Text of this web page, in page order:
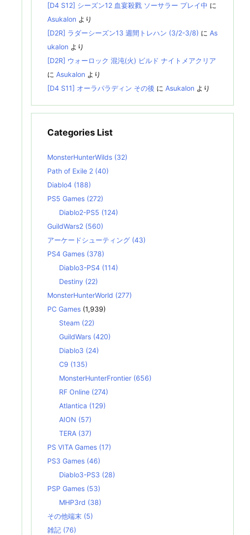
[D4 S12] シーズン12 血宴殺戮 ソーサラー プレイ中 に
Asukalon より
[D2R] ラダーシーズン13 週間トレハン (3/2-3/8) に As
ukalon より
[D2R] ウォーロック 混沌(火) ビルド ナイトメアクリア
に Asukalon より
[D4 S11] オーラパラディン その後 に Asukalon より
Categories List
MonsterHunterWilds (32)
Path of Exile 2 (40)
Diablo4 (188)
PS5 Games (272)
Diablo2-PS5 (124)
GuildWars2 (560)
アーケードシューティング (43)
PS4 Games (378)
Diablo3-PS4 (114)
Destiny (22)
MonsterHunterWorld (277)
PC Games (1,939)
Steam (22)
GuildWars (420)
Diablo3 (24)
C9 (135)
MonsterHunterFrontier (656)
RF Online (274)
Atlantica (129)
AION (57)
TERA (37)
PS VITA Games (17)
PS3 Games (46)
Diablo3-PS3 (28)
PSP Games (53)
MHP3rd (38)
その他端末 (5)
雑記 (76)